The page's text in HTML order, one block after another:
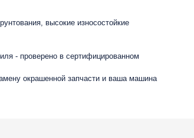
высокие износостойкие
- проверено в сертифицированном
окрашенной запчасти и ваша машина